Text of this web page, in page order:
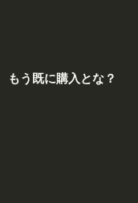
もう既に購入とな？